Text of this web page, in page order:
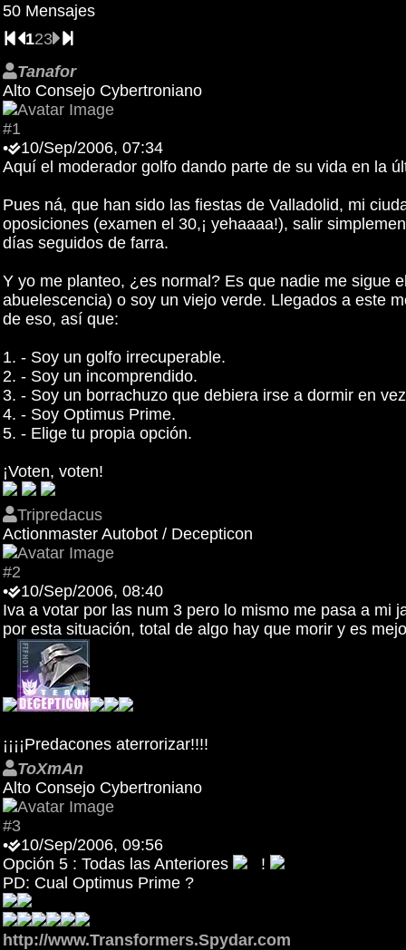
50 Mensajes
123
Tanafor
Alto Consejo Cybertroniano
#1
•
10/Sep/2006, 07:34
Aquí el moderador golfo dando parte de su vida en la
Pues ná, que han sido las fiestas de Valladolid, mi
oposiciones (examen el 30,¡ yehaaaa!), salir
días seguidos de farra.
Y yo me planteo, ¿es normal? Es que nadie me sigue
abuelescencia) o soy un viejo verde. Llegados a este
de eso, así que:
1. - Soy un golfo irrecuperable.
2. - Soy un incomprendido.
3. - Soy un borrachuzo que debiera irse a dormir en
4. - Soy Optimus Prime.
5. - Elige tu propia opción.
¡Voten, voten!
Tripredacus
Actionmaster Autobot / Decepticon
#2
•
10/Sep/2006, 08:40
Iva a votar por las num 3 pero lo mismo me pasa a mi
por esta situación, total de algo hay que morir y es
¡¡¡¡Predacones aterrorizar!!!!
ToXmAn
Alto Consejo Cybertroniano
#3
•
10/Sep/2006, 09:56
Opción 5 : Todas las Anteriores
!
PD: Cual Optimus Prime ?
http://www.Transformers.Spydar.com